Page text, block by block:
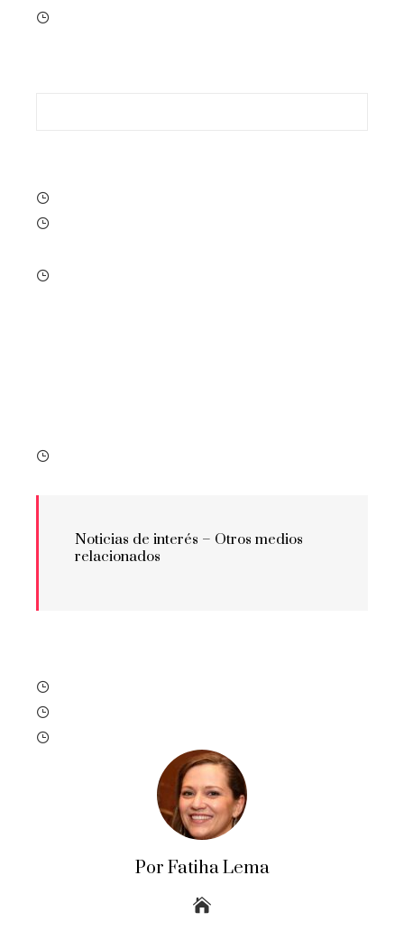
Noticias de interés – Otros medios
relacionados
Por Fatiha Lema